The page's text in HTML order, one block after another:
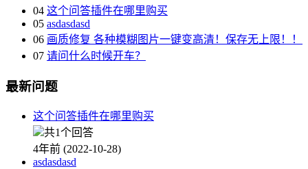
04 这个问答插件在哪里购买
05 asdasdasd
06 画质修复 各种模糊图片一键变高清！保存无上限！！
07 请问什么时候开车？
最新问题
这个问答插件在哪里购买
共1个回答
4年前 (2022-10-28)
asdasdasd